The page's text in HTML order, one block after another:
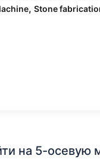
, Stone
на 5-осевую